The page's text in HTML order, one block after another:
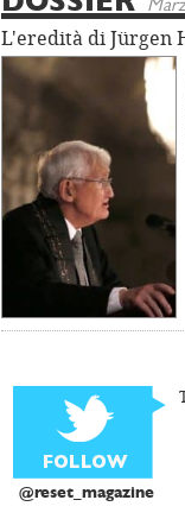
L'eredità di Jürgen
@reset_magazine